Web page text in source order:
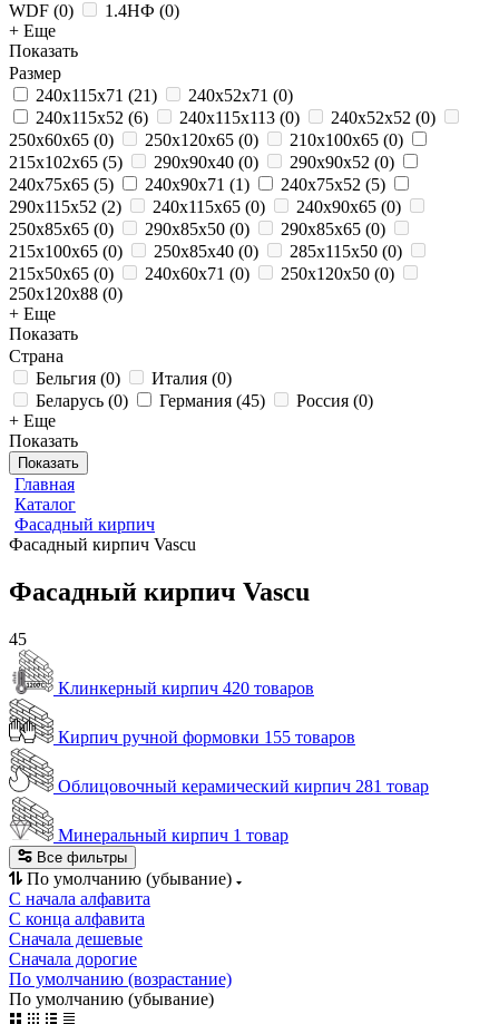
WDF (0) 1.4НФ (0)
+ Еще
Показать
Размер
240x115x71 (21) 240x52x71 (0)
240x115x52 (6) 240x115x113 (0) 240x52x52 (0)
250х60х65 (0) 250x120x65 (0) 210x100x65 (0)
215x102x65 (5) 290x90x40 (0) 290x90x52 (0)
240x75x65 (5) 240x90x71 (1) 240x75x52 (5)
290x115x52 (2) 240x115x65 (0) 240x90x65 (0)
250x85x65 (0) 290x85x50 (0) 290x85x65 (0)
215x100x65 (0) 250х85х40 (0) 285x115x50 (0)
215x50x65 (0) 240x60x71 (0) 250x120x50 (0)
250x120x88 (0)
+ Еще
Показать
Страна
Бельгия (0) Италия (0)
Беларусь (0) Германия (45) Россия (0)
+ Еще
Показать
Показать
Главная
Каталог
Фасадный кирпич
Фасадный кирпич Vascu
Фасадный кирпич Vascu
45
Клинкерный кирпич 420 товаров
Кирпич ручной формовки 155 товаров
Облицовочный керамический кирпич 281 товар
Минеральный кирпич 1 товар
Все фильтры
По умолчанию (убывание)
С начала алфавита
С конца алфавита
Сначала дешевые
Сначала дорогие
По умолчанию (возрастание)
По умолчанию (убывание)